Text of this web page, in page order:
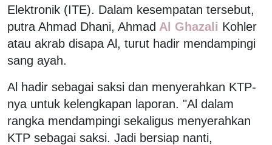
Elektronik (ITE). Dalam kesempatan tersebut,
putra Ahmad Dhani, Ahmad Al Ghazali Kohler
atau akrab disapa Al, turut hadir mendampingi
sang ayah.
Al hadir sebagai saksi dan menyerahkan KTP-
nya untuk kelengkapan laporan. "Al dalam
rangka mendampingi sekaligus menyerahkan
KTP sebagai saksi. Jadi bersiap nanti,